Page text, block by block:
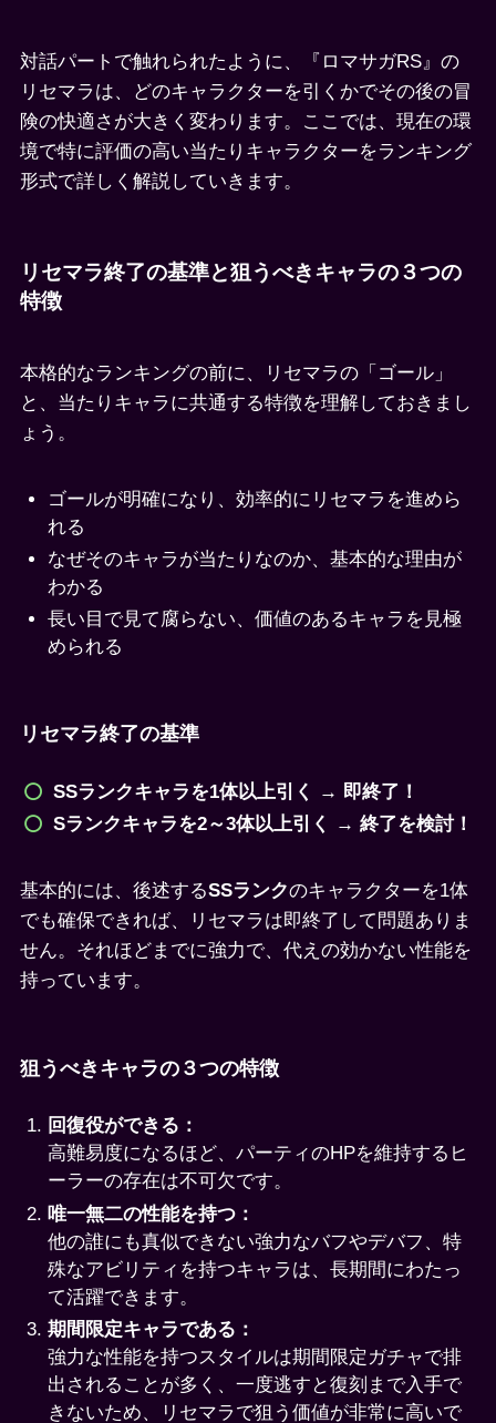
対話パートで触れられたように、『ロマサガRS』の
リセマラは、どのキャラクターを引くかでその後の冒
険の快適さが大きく変わります。ここでは、現在の環
境で特に評価の高い当たりキャラクターをランキング
形式で詳しく解説していきます。
リセマラ終了の基準と狙うべきキャラの３つの
特徴
本格的なランキングの前に、リセマラの「ゴール」
と、当たりキャラに共通する特徴を理解しておきまし
ょう。
ゴールが明確になり、効率的にリセマラを進めら
れる
なぜそのキャラが当たりなのか、基本的な理由が
わかる
長い目で見て腐らない、価値のあるキャラを見極
められる
リセマラ終了の基準
SSランクキャラを1体以上引く → 即終了！
Sランクキャラを2～3体以上引く → 終了を検討！
基本的には、後述するSSランクのキャラクターを1体
でも確保できれば、リセマラは即終了して問題ありま
せん。それほどまでに強力で、代えの効かない性能を
持っています。
狙うべきキャラの３つの特徴
回復役ができる：
高難易度になるほど、パーティのHPを維持するヒ
ーラーの存在は不可欠です。
唯一無二の性能を持つ：
他の誰にも真似できない強力なバフやデバフ、特
殊なアビリティを持つキャラは、長期間にわたっ
て活躍できます。
期間限定キャラである：
強力な性能を持つスタイルは期間限定ガチャで排
出されることが多く、一度逃すと復刻まで入手で
きないため、リセマラで狙う価値が非常に高いで